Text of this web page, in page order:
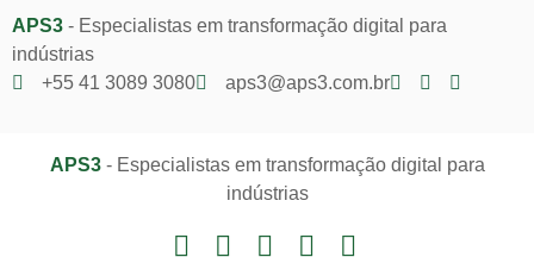
APS3 - Especialistas em transformação digital para
indústrias
+55 41 3089 3080
aps3@aps3.com.br
APS3- Especialistas em transformação digital para
indústrias